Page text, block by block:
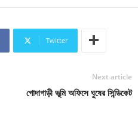
Twitter
Next article
গোদাগাড়ী ভূমি অফিসে ঘুষের সিন্ডিকেট